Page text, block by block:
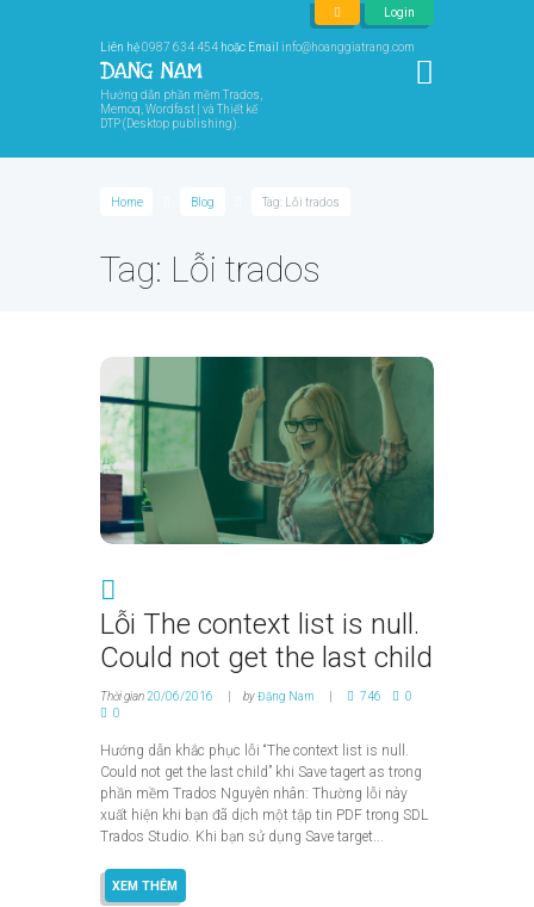
Login
Liên hệ0987 634 454 hoặc Email info@hoanggiatrang.com
Hướng dẫn phần mềm Trados,
Memoq, Wordfast | và Thiết kế
DTP (Desktop publishing).
Home Blog Tag: Lỗi trados
Tag: Lỗi trados
Lỗi The context list is null.
Could not get the last child
Thời gian20/06/2016 byĐặng Nam 746
0
0
Hướng dẫn khắc phục lỗi “The context list is null.
Could not get the last child” khi Save tagert as trong
phần mềm Trados Nguyên nhân: Thường lỗi này
xuất hiện khi bạn đã dịch một tập tin PDF trong SDL
Trados Studio. Khi bạn sử dụng Save target...
XEM THÊM